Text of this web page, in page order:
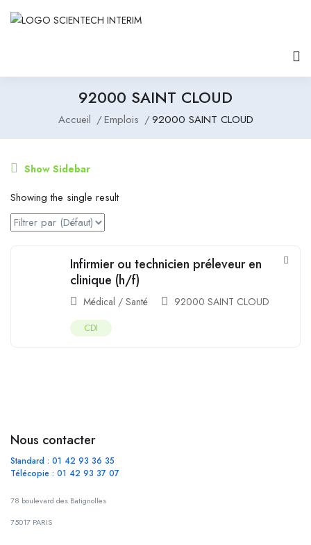
92000 SAINT CLOUD
Accueil Emplois 92000 SAINT CLOUD
Show Sidebar
Showing the single result
Infirmier ou technicien préleveur en
clinique (h/f)
Médical / Santé 92000 SAINT CLOUD
CDI
Nous contacter
Standard : 01 42 93 36 35
Télécopie : 01 42 93 37 07
78 boulevard des Batignolles
75017 PARIS